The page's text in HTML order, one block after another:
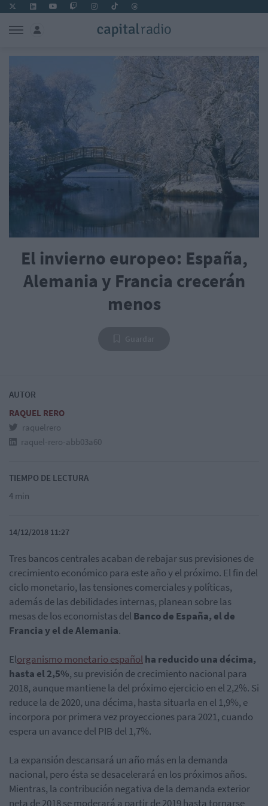
El invierno europeo: España,
Alemania y Francia crecerán
menos
AUTOR
RAQUEL RERO
raquelrero
raquel-rero-abb03a60
TIEMPO DE LECTURA
4 min
14/12/2018 11:27
Tres bancos centrales acaban de rebajar sus previsiones de
crecimiento económico para este año y el próximo. El fin del
ciclo monetario, las tensiones comerciales y políticas,
además de las debilidades internas, planean sobre las
mesas de los economistas delBanco de España, el de
Francia y el de Alemania.
Elorganismo monetario españolha reducido una décima,
hasta el 2,5%, su previsión de crecimiento nacional para
2018, aunque mantiene la del próximo ejercicio en el 2,2%. Si
reduce la de 2020, una décima, hasta situarla en el 1,9%, e
incorpora por primera vez proyecciones para 2021, cuando
espera un avance del PIB del 1,7%.
La expansión descansará un año más en la demanda
nacional, pero ésta se desacelerará en los próximos años.
Mientras, la contribución negativa de la demanda exterior
neta de 2018 se moderará a partir de 2019 hasta tornarse